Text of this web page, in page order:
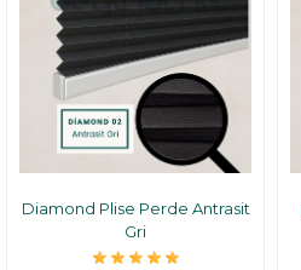
Diamond Plise Perde Antrasit
Gri